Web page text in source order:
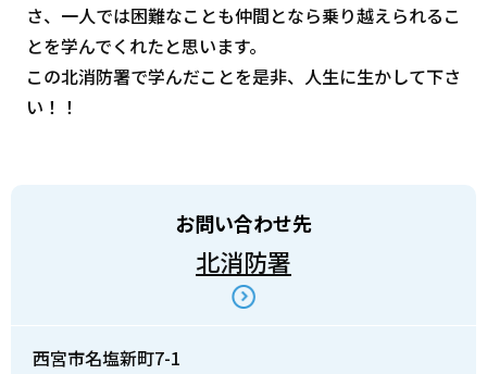
さ、一人では困難なことも仲間となら乗り越えられるこ
とを学んでくれたと思います。
この北消防署で学んだことを是非、人生に生かして下さ
い！！
お問い合わせ先
北消防署
西宮市名塩新町7-1